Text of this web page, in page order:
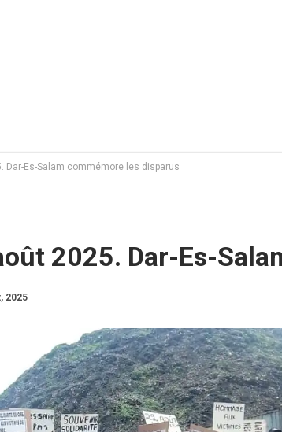
Dar-Es-Salam commémore les disparus
2025. Dar-Es-
2025